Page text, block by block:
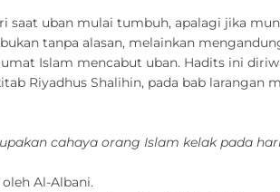
saat uban mulai tumbuh, apalagi jika
tanpa alasan, melainkan
Islam mencabut uban. Hadits ini
Riyadhus Shalihin, pada bab larangan
cahaya orang Islam kelak pada
Al-Albani.